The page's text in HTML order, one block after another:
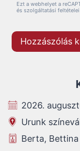
Ezt a webhelyet a
és szolgáltatási feltételei
2026.
Urunk
Berta, Bettina